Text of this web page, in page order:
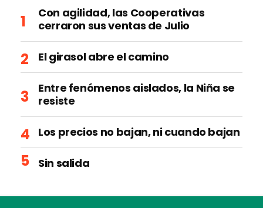
Con agilidad, las Cooperativas
cerraron sus ventas de Julio
El girasol abre el camino
Entre fenómenos aislados, la Niña se
resiste
Los precios no bajan, ni cuando bajan
Sin salida